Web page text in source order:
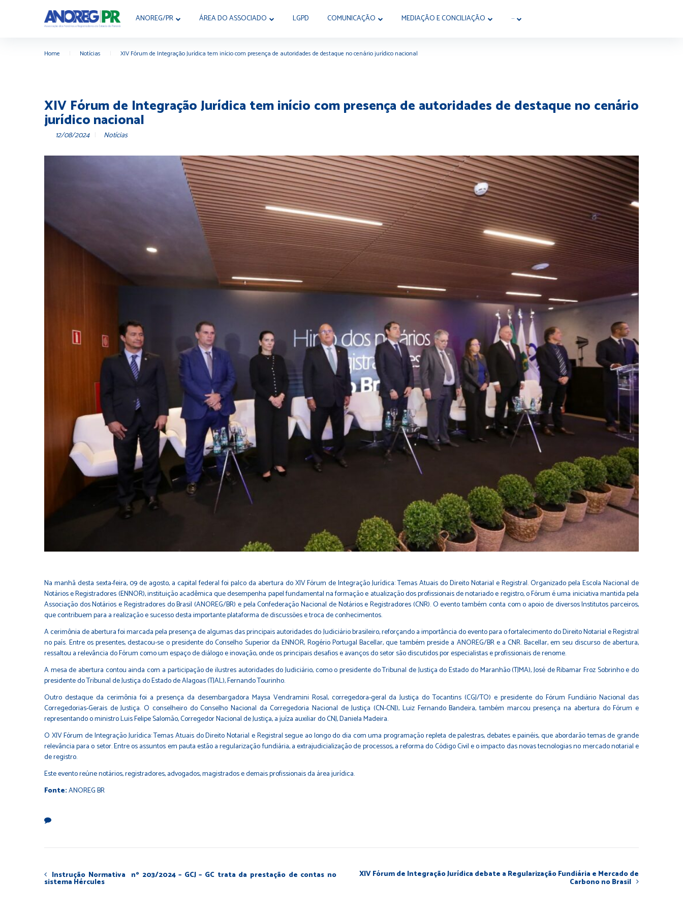
ANOREG/PR ÁREA DO ASSOCIADO LGPD COMUNICAÇÃO MEDIAÇÃO E CONCILIAÇÃO ···
Home Notícias XIV Fórum de Integração Jurídica tem início com presença de autoridades de destaque no cenário jurídico nacional
XIV Fórum de Integração Jurídica tem início com presença de autoridades de destaque no cenário
jurídico nacional
12/08/2024 Notícias
Na manhã desta sexta-feira, 09 de agosto, a capital federal foi palco da abertura do XIV Fórum de Integração Jurídica: Temas Atuais do Direito Notarial e Registral. Organizado pela Escola Nacional de
Notários e Registradores (ENNOR), instituição acadêmica que desempenha papel fundamental na formação e atualização dos profissionais de notariado e registro, o Fórum é uma iniciativa mantida pela
Associação dos Notários e Registradores do Brasil (ANOREG/BR) e pela Confederação Nacional de Notários e Registradores (CNR). O evento também conta com o apoio de diversos Institutos parceiros,
que contribuem para a realização e sucesso desta importante plataforma de discussões e troca de conhecimentos.
A cerimônia de abertura foi marcada pela presença de algumas das principais autoridades do Judiciário brasileiro, reforçando a importância do evento para o fortalecimento do Direito Notarial e Registral
no país. Entre os presentes, destacou-se o presidente do Conselho Superior da ENNOR, Rogério Portugal Bacellar, que também preside a ANOREG/BR e a CNR. Bacellar, em seu discurso de abertura,
ressaltou a relevância do Fórum como um espaço de diálogo e inovação, onde os principais desafios e avanços do setor são discutidos por especialistas e profissionais de renome.
A mesa de abertura contou ainda com a participação de ilustres autoridades do Judiciário, como o presidente do Tribunal de Justiça do Estado do Maranhão (TJMA), José de Ribamar Froz Sobrinho e do
presidente do Tribunal de Justiça do Estado de Alagoas (TJAL), Fernando Tourinho.
Outro destaque da cerimônia foi a presença da desembargadora Maysa Vendramini Rosal, corregedora-geral da Justiça do Tocantins (CGJ/TO) e presidente do Fórum Fundiário Nacional das
Corregedorias-Gerais de Justiça. O conselheiro do Conselho Nacional da Corregedoria Nacional de Justiça (CN-CNJ), Luiz Fernando Bandeira, também marcou presença na abertura do Fórum e
representando o ministro Luis Felipe Salomão, Corregedor Nacional de Justiça, a juíza auxiliar do CNJ, Daniela Madeira.
O XIV Fórum de Integração Jurídica: Temas Atuais do Direito Notarial e Registral segue ao longo do dia com uma programação repleta de palestras, debates e painéis, que abordarão temas de grande
relevância para o setor. Entre os assuntos em pauta estão a regularização fundiária, a extrajudicialização de processos, a reforma do Código Civil e o impacto das novas tecnologias no mercado notarial e
de registro.
Este evento reúne notários, registradores, advogados, magistrados e demais profissionais da área jurídica.
Fonte:ANOREG BR
Instrução Normativa nº 203/2024 – GCJ – GC trata da prestação de contas no
sistema Hércules
XIV Fórum de Integração Jurídica debate a Regularização Fundiária e Mercado de
Carbono no Brasil